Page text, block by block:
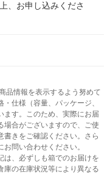
、お申し込みくださ
品情報を表示するよう努めて
仕様（容量、パッケージ、
ます。このため、実際にお届
場合がございますので、ご使
書きをご確認ください。さら
問い合わせください。
は、必ずしも箱でのお届けを
庫の在庫状況等により異なる